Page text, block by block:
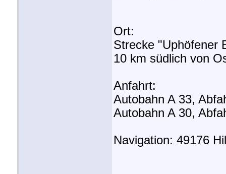
Ort:
Strecke "Uphöfener
10 km südlich von
Anfahrt:
Autobahn A 33,
Autobahn A 30,
Navigation: 49176